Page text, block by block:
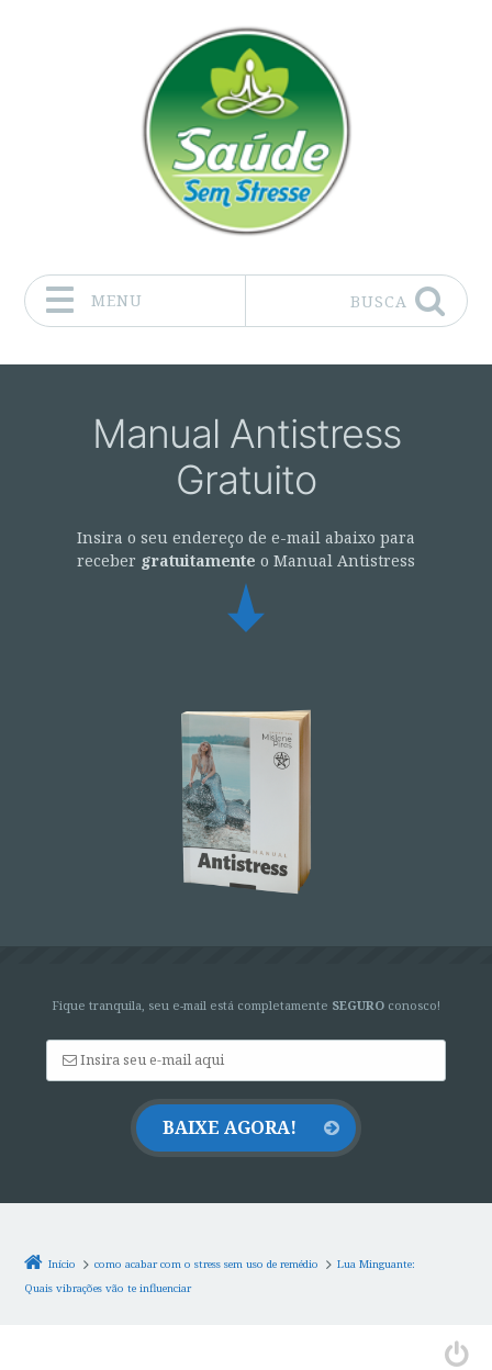
MENU BUSCA
Manual Antistress
Gratuito
Insira o seu endereço de e-mail abaixo para
receber gratuitamente o Manual Antistress
Fique tranquila, seu e-mail está completamente SEGURO conosco!
Início como acabar com o stress sem uso de remédio
Lua Minguante:
Quais vibrações vão te influenciar